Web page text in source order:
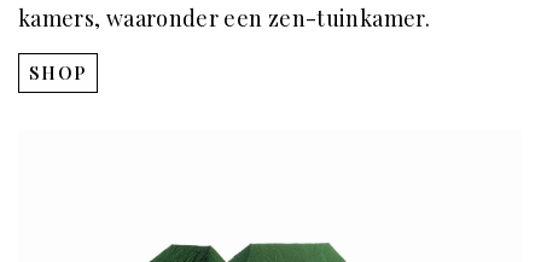
kamers, waaronder een zen-tuinkamer.
SHOP